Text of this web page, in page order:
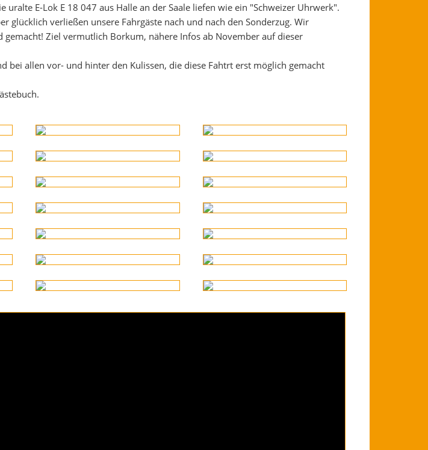
E-Lok E 18 047 aus Halle an der Saale liefen wie ein "Schweizer Uhrwerk".
verließen unsere Fahrgäste nach und nach den Sonderzug. Wir
Ziel vermutlich Borkum, nähere Infos ab November auf dieser
bei allen vor- und hinter den Kulissen, die diese Fahtrt erst möglich gemacht